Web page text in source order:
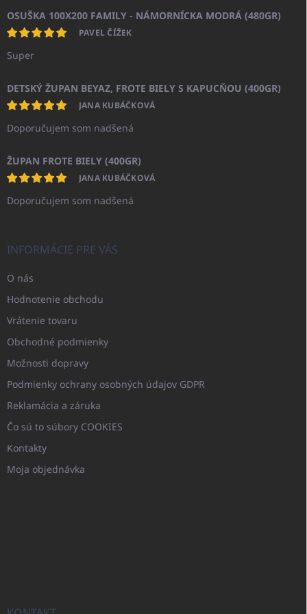
OSUŠKA 100X200 FAMILY - NÁMORNÍCKA MODRÁ (480GR)
PAVEL ČÍŽEK
Super
DETSKÝ ŽUPAN BEYAZ, FROTE BIELY S KAPUCŇOU (400GR)
JANA KUBÁČKOVÁ
Doporučujem som nadšená
ŽUPAN FROTE BIELY (400GR)
JANA KUBÁČKOVÁ
Doporučujem som nadšená
INFORMÁCIE PRE VÁS
O nás
Hodnotenie obchodu
Vrátenie tovaru
Obchodné podmienky
Možnosti dopravy
Podmienky ochrany osobných údajov GDPR
Reklamácia a záruka
Čo sú to súbory COOKIES
Kontakty
Moja objednávka